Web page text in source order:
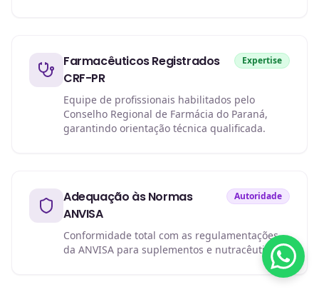
Farmacêuticos Registrados
CRF-PR
Expertise
Equipe de profissionais habilitados pelo
Conselho Regional de Farmácia do Paraná,
garantindo orientação técnica qualificada.
Adequação às Normas
ANVISA
Autoridade
Conformidade total com as regulamentações
da ANVISA para suplementos e nutracêuticos.